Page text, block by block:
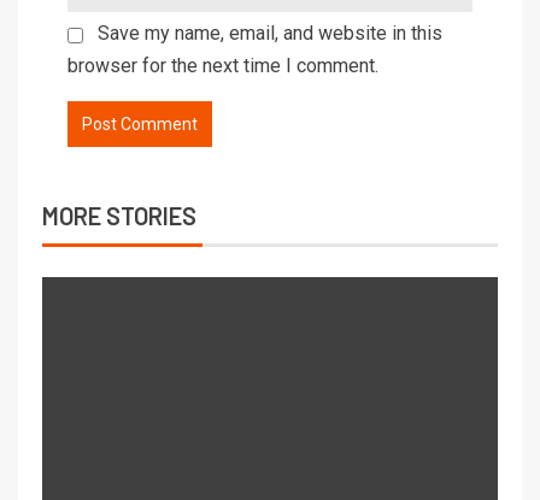
Save my name, email, and website in this
browser for the next time I comment.
MORE STORIES